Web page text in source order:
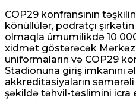
COP29 konfransının
könüllülər, podratçı
olmaqla ümumilikdə 10
xidmət göstərəcək
uniformaların və COP29
Stadionuna giriş imkanını
akkreditasiyaların
şəkildə təhvil-təslimini icra